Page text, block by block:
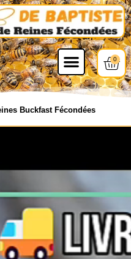
0
Buckfast Fécondées